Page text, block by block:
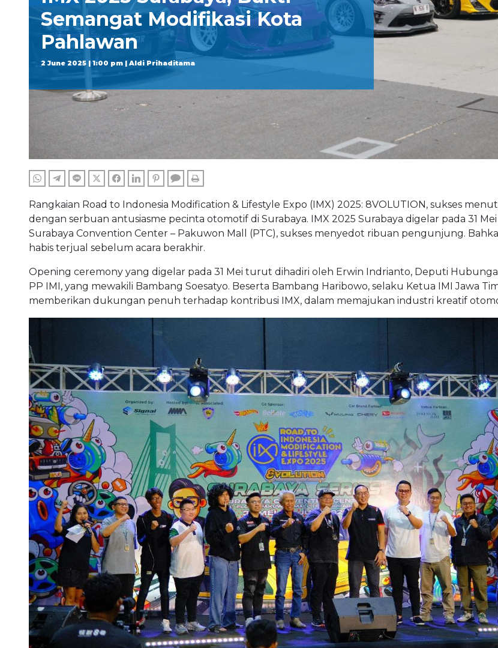
Semangat Modifikasi Kota
Pahlawan
2 June 2025 | 1:00 pm | Aldi Prihaditama
WHATSAPPTELEGRAM
LINE TWITTERFACEBOOKLINKEDINPINTERESTCOMMENTS
Rangkaian Road to Indonesia Modification & Lifestyle Expo (IMX) 2025: 8VOLUTION, sukses
dengan serbuan antusiasme pecinta otomotif di Surabaya. IMX 2025 Surabaya digelar pada 31 Mei
Surabaya Convention Center – Pakuwon Mall (PTC), sukses menyedot ribuan pengunjung.
habis terjual sebelum acara berakhir.
Opening ceremony yang digelar pada 31 Mei turut dihadiri oleh Erwin Indrianto, Deputi
PP IMI, yang mewakili Bambang Soesatyo. Beserta Bambang Haribowo, selaku Ketua IMI Jawa
memberikan dukungan penuh terhadap kontribusi IMX, dalam memajukan industri kreatif